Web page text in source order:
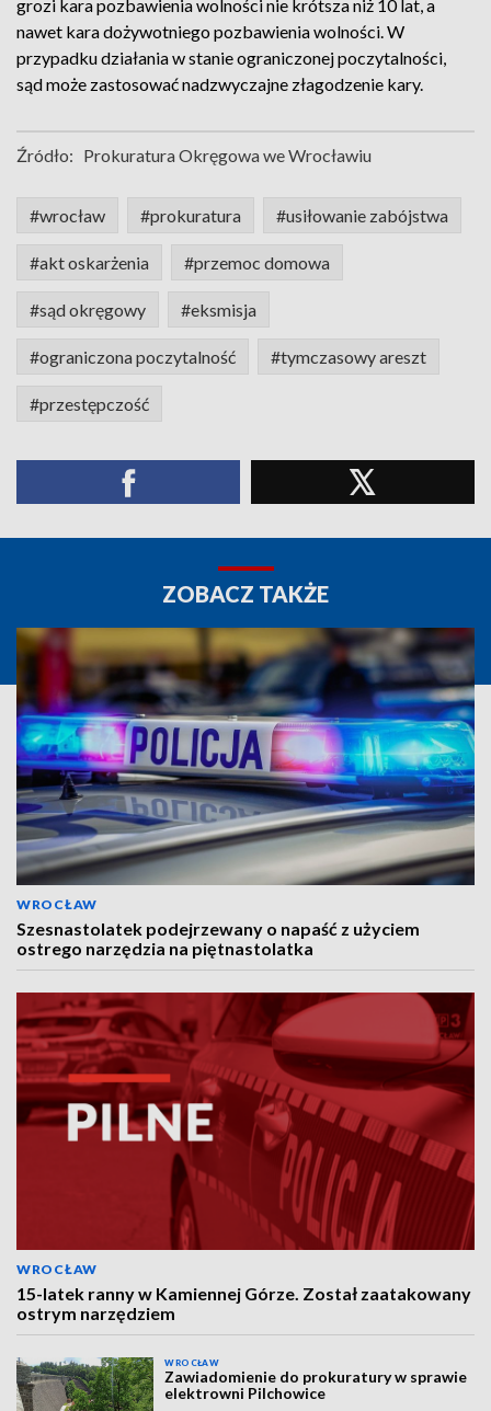
grozi kara pozbawienia wolności nie krótsza niż 10 lat, a
nawet kara dożywotniego pozbawienia wolności. W
przypadku działania w stanie ograniczonej poczytalności,
sąd może zastosować nadzwyczajne złagodzenie kary.
Źródło: Prokuratura Okręgowa we Wrocławiu
#wrocław #prokuratura #usiłowanie zabójstwa
#akt oskarżenia #przemoc domowa
#sąd okręgowy #eksmisja
#ograniczona poczytalność #tymczasowy areszt
#przestępczość
ZOBACZ TAKŻE
WROCŁAW
Szesnastolatek podejrzewany o napaść z użyciem
ostrego narzędzia na piętnastolatka
WROCŁAW
15-latek ranny w Kamiennej Górze. Został zaatakowany
ostrym narzędziem
WROCŁAW
Zawiadomienie do prokuratury w sprawie
elektrowni Pilchowice